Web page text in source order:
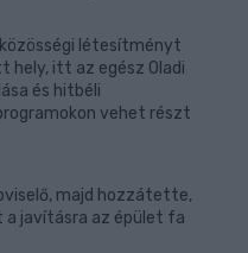
létesítményt
hely, itt az egész Oladi
és hitbéli
vehet részt
majd hozzátette,
a javításra az épület fa